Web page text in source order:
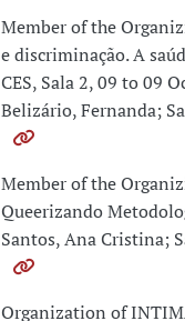
Member of the
e discriminação. A
CES, Sala 2, 09 to 09
Belizário, Fernanda;
Member of the
Queerizando
Santos, Ana Cristina;
Organization of